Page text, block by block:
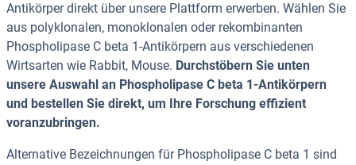
Antikörper direkt über unsere Plattform erwerben. Wählen Sie
aus polyklonalen, monoklonalen oder rekombinanten
Phospholipase C beta 1-Antikörpern aus verschiedenen
Wirtsarten wie Rabbit, Mouse. Durchstöbern Sie unten
unsere Auswahl an Phospholipase C beta 1-Antikörpern
und bestellen Sie direkt, um Ihre Forschung effizient
voranzubringen.
Alternative Bezeichnungen für Phospholipase C beta 1 sind